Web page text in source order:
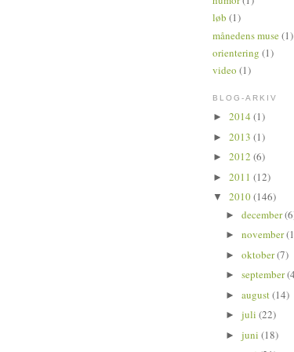
løb (1)
månedens muse(1)
orientering (1)
video (1)
BLOG-ARKIV
► 2014 (1)
► 2013 (1)
► 2012 (6)
► 2011 (12)
▼ 2010(146)
► december
► november
► oktober(7)
► september
► august(14)
► juli (22)
► juni (18)